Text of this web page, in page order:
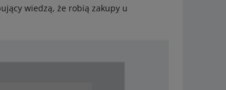
wiedzą, że robią zakupy u